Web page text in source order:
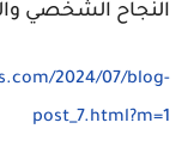
النجاح الشخصي
2024/07/blog-
post_7.html?m=1